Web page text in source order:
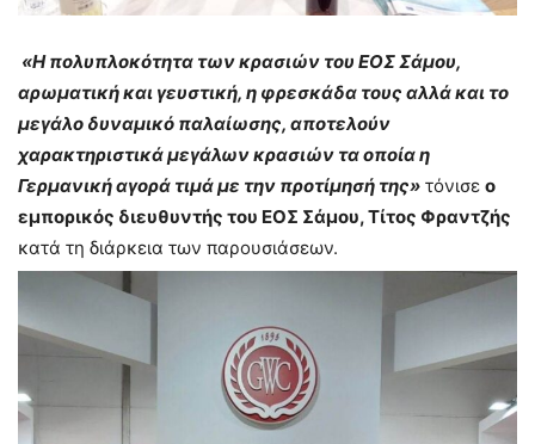
«Η πολυπλοκότητα των κρασιών του ΕΟΣ Σάμου,
αρωματική και γευστική, η φρεσκάδα τους αλλά και το
μεγάλο δυναμικό παλαίωσης, αποτελούν
χαρακτηριστικά μεγάλων κρασιών τα οποία η
Γερμανική αγορά τιμά με την προτίμησή της» τόνισε ο
εμπορικός διευθυντής του ΕΟΣ Σάμου, Τίτος Φραντζής
κατά τη διάρκεια των παρουσιάσεων.